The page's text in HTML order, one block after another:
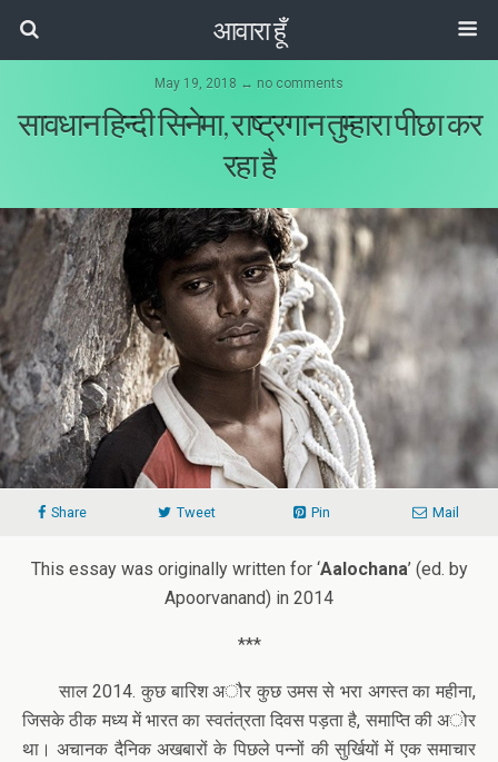
आवारा हूँ
May 19, 2018 ↔ no comments
सावधान हिन्दी सिनेमा, राष्ट्रगान तुम्हारा पीछा कर
रहा है
Share Tweet Pin Mail
This essay was originally written for ‘Aalochana’ (ed. by
Apoorvanand) in 2014
***
साल 2014. कुछ बारिश अौर कुछ उमस से भरा अगस्त का महीना,
जिसके ठीक मध्य में भारत का स्वतंत्रता दिवस पड़ता है, समाप्ति की अोर
था। अचानक दैनिक अखबारों के पिछले पन्नों की सुर्खियों में एक समाचार